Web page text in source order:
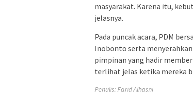
masyarakat. Karena itu,
jelasnya.
Pada puncak acara, PDM
Inobonto serta
pimpinan yang hadir
terlihat jelas ketika mereka
Penulis: Farid Alhasni